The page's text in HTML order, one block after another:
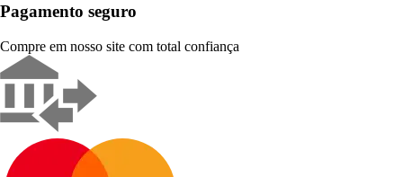
Pagamento seguro
Compre em nosso site com total confiança